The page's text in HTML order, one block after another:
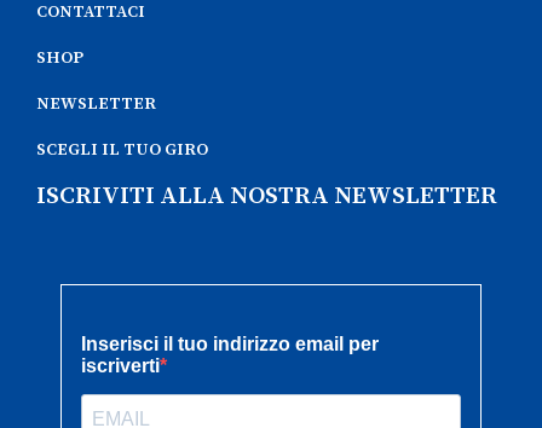
CONTATTACI
SHOP
NEWSLETTER
SCEGLI IL TUO GIRO
ISCRIVITI ALLA NOSTRA NEWSLETTER